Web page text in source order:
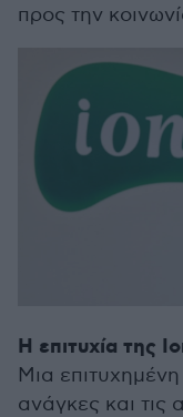
προς την
Η επιτυχία της
Μια επιτυχημένη
ανάγκες και τις